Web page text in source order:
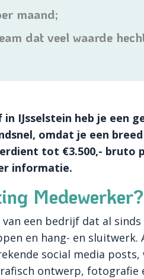
maand;
dat veel waarde
IJsselstein heb je een
omdat je een breed
tot €3.500,- bruto
informatie.
Medewerker?
een bedrijf dat al sinds
en hang- en sluitwerk.
social media posts,
ontwerp, fotografie